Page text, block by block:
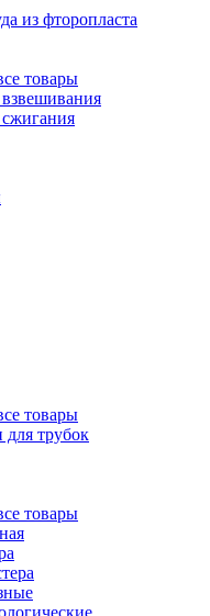
из фторопласта
товары
товары
трубок
товары